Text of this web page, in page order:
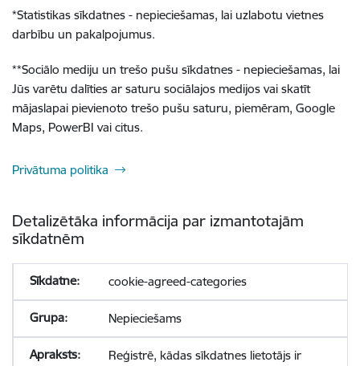
*Statistikas sīkdatnes - nepieciešamas, lai uzlabotu vietnes
darbību un pakalpojumus.
**Sociālo mediju un trešo pušu sīkdatnes - nepieciešamas, lai
Jūs varētu dalīties ar saturu sociālajos medijos vai skatīt
mājaslapai pievienoto trešo pušu saturu, piemēram, Google
Maps, PowerBI vai citus.
Privātuma politika
Detalizētāka informācija par izmantotajām
sīkdatnēm
cookie-agreed-categories
Nepieciešams
Reģistrē, kādas sīkdatnes lietotājs ir